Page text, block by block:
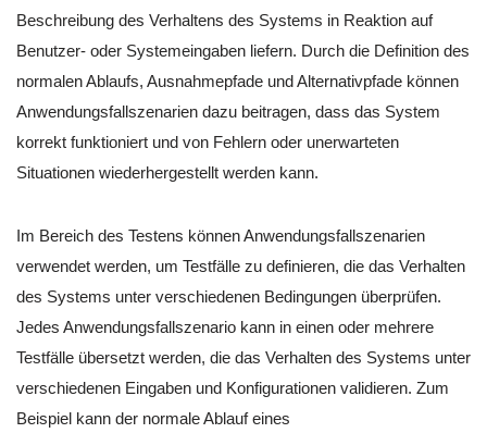
Beschreibung des Verhaltens des Systems in Reaktion auf
Benutzer- oder Systemeingaben liefern. Durch die Definition des
normalen Ablaufs, Ausnahmepfade und Alternativpfade können
Anwendungsfallszenarien dazu beitragen, dass das System
korrekt funktioniert und von Fehlern oder unerwarteten
Situationen wiederhergestellt werden kann.
Im Bereich des Testens können Anwendungsfallszenarien
verwendet werden, um Testfälle zu definieren, die das Verhalten
des Systems unter verschiedenen Bedingungen überprüfen.
Jedes Anwendungsfallszenario kann in einen oder mehrere
Testfälle übersetzt werden, die das Verhalten des Systems unter
verschiedenen Eingaben und Konfigurationen validieren. Zum
Beispiel kann der normale Ablauf eines